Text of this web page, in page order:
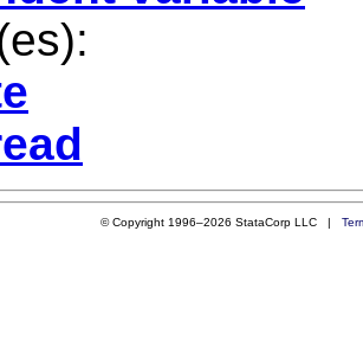
© Copyright 1996–2026 StataCorp LLC |